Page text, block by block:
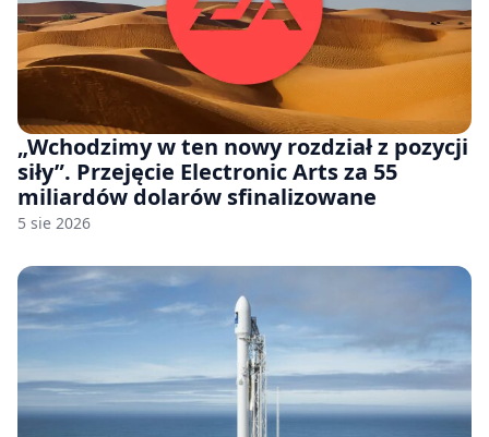
„Wchodzimy w ten nowy rozdział z pozycji
siły”. Przejęcie Electronic Arts za 55
miliardów dolarów sfinalizowane
5 sie 2026